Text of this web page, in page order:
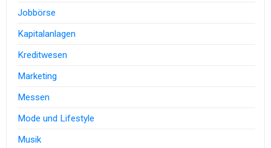
Jobbörse
Kapitalanlagen
Kreditwesen
Marketing
Messen
Mode und Lifestyle
Musik